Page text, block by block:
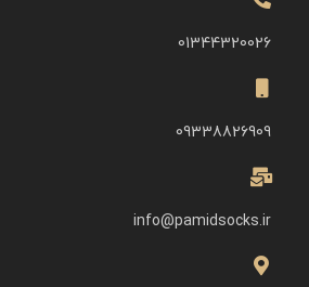
01344320026
09338826909
info@pamidsocks.ir